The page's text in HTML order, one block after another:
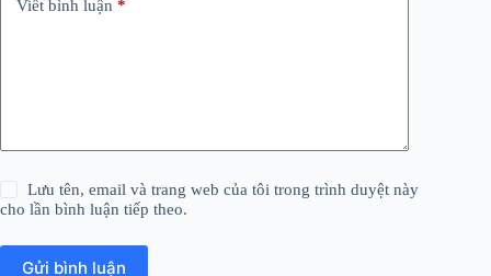
Viết bình luận *
Lưu tên, email và trang web của tôi trong trình duyệt này
cho lần bình luận tiếp theo.
Gửi bình luận